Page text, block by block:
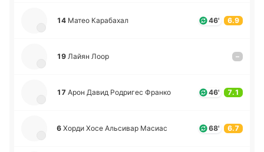
14 Матео Ка­ра­ба­хал 46' 6.9
19 Лайян Лоор –
17 Арон Давид Ро­дри­гес Франко 46' 7.1
6 Хорди Хосе Альси­вар Масиас 68' 6.7